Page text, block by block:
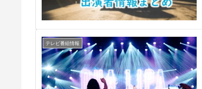
テレビ番組情報